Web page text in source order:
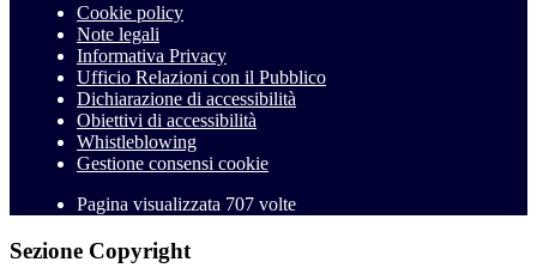
Cookie policy
Note legali
Informativa Privacy
Ufficio Relazioni con il Pubblico
Dichiarazione di accessibilità
Obiettivi di accessibilità
Whistleblowing
Gestione consensi cookie
Pagina visualizzata 707 volte
Sezione Copyright